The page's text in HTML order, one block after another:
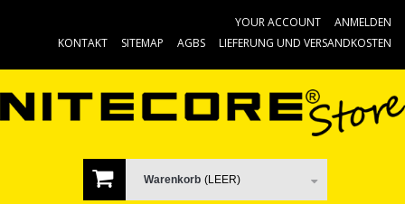
ANMELDEN
YOUR ACCOUNT
KONTAKT
SITEMAP AGBS LIEFERUNG UND VERSANDKOSTEN
Warenkorb (LEER)